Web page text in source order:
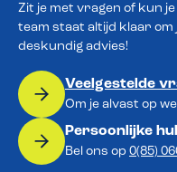
Zit je met vragen of kun
team staat altijd klaar om
deskundig advies!
Veelgestelde
Om je alvast op
Persoonlijke
Bel ons op 0(85)